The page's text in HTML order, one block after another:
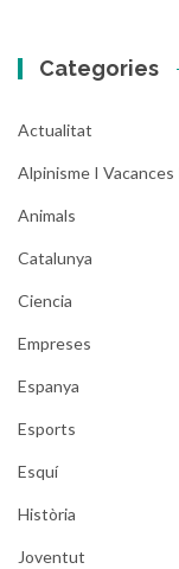
Categories
Actualitat
Alpinisme I Vacances
Animals
Catalunya
Ciencia
Empreses
Espanya
Esports
Esquí
Història
Joventut